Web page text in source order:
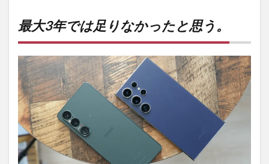
では
足り
なか
と思
う。
2
4年
前後
で最
低限
は満
たせ
最大3年では足りなかったと思う。